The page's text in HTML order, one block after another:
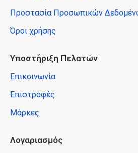
Προστασία Προσωπικών
Όροι χρήσης
Υποστήριξη Πελατών
Επικοινωνία
Επιστροφές
Μάρκες
Λογαριασμός